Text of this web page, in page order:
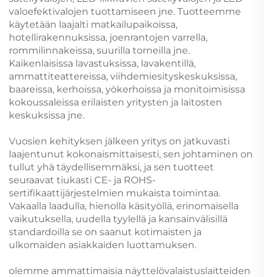
valoefektivalojen tuottamiseen jne. Tuotteemme
käytetään laajalti matkailupaikoissa,
hotellirakennuksissa, joenrantojen varrella,
rommilinnakeissa, suurilla torneilla jne.
Kaikenlaisissa lavastuksissa, lavakentillä,
ammattiteattereissa, viihdemiesityskeskuksissa,
baareissa, kerhoissa, yökerhoissa ja monitoimisissa
kokoussaleissa erilaisten yritysten ja laitosten
keskuksissa jne.
Vuosien kehityksen jälkeen yritys on jatkuvasti
laajentunut kokonaismittaisesti, sen johtaminen on
tullut yhä täydellisemmäksi, ja sen tuotteet
seuraavat tiukasti CE- ja ROHS-
sertifikaattijärjestelmien mukaista toimintaa.
Vakaalla laadulla, hienolla käsityöllä, erinomaisella
vaikutuksella, uudella tyylellä ja kansainvälisillä
standardoilla se on saanut kotimaisten ja
ulkomaiden asiakkaiden luottamuksen.
olemme ammattimaisia näyttelövalaistuslaitteiden